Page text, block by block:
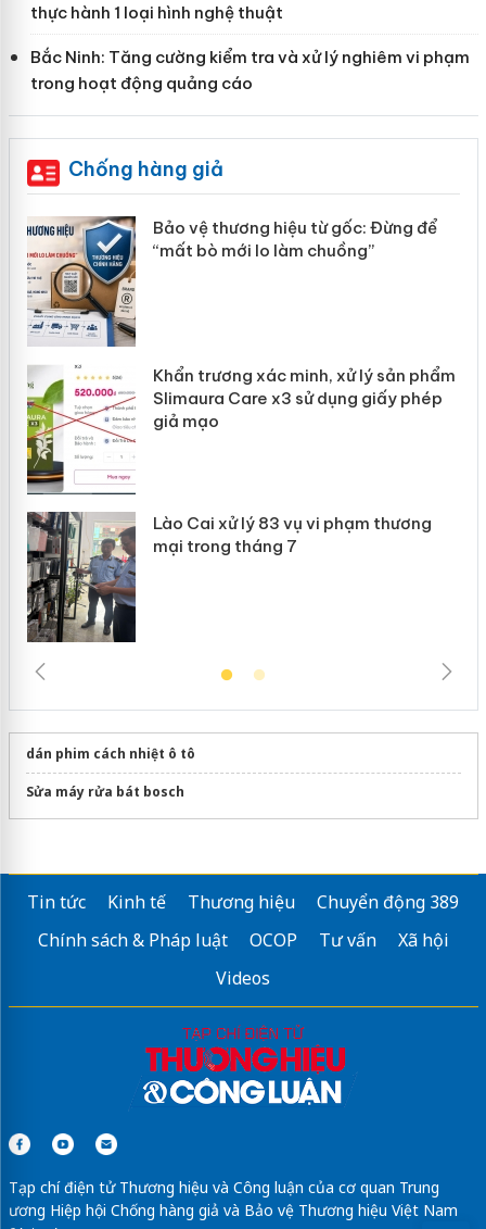
thực hành 1 loại hình nghệ thuật
Bắc Ninh: Tăng cường kiểm tra và xử lý nghiêm vi phạm
trong hoạt động quảng cáo
Chống hàng giả
Bảo vệ thương hiệu từ gốc: Đừng để
“mất bò mới lo làm chuồng”
Khẩn trương xác minh, xử lý sản phẩm
Slimaura Care x3 sử dụng giấy phép
giả mạo
Lào Cai xử lý 83 vụ vi phạm thương
mại trong tháng 7
dán phim cách nhiệt ô tô
Sửa máy rửa bát bosch
Tin tức Kinh tế Thương hiệu
Chuyển động 389
Chính sách & Pháp luật
OCOP Tư vấn
Xã hội
Videos
Tạp chí điện tử Thương hiệu và Công luận của cơ quan Trung
ương Hiệp hội Chống hàng giả và Bảo vệ Thương hiệu Việt Nam